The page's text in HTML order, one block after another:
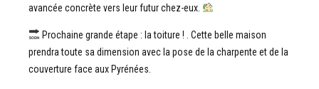
avancée concrète vers leur futur chez-eux.
Prochaine grande étape : la toiture ! . Cette belle maison
prendra toute sa dimension avec la pose de la charpente et de la
couverture face aux Pyrénées.